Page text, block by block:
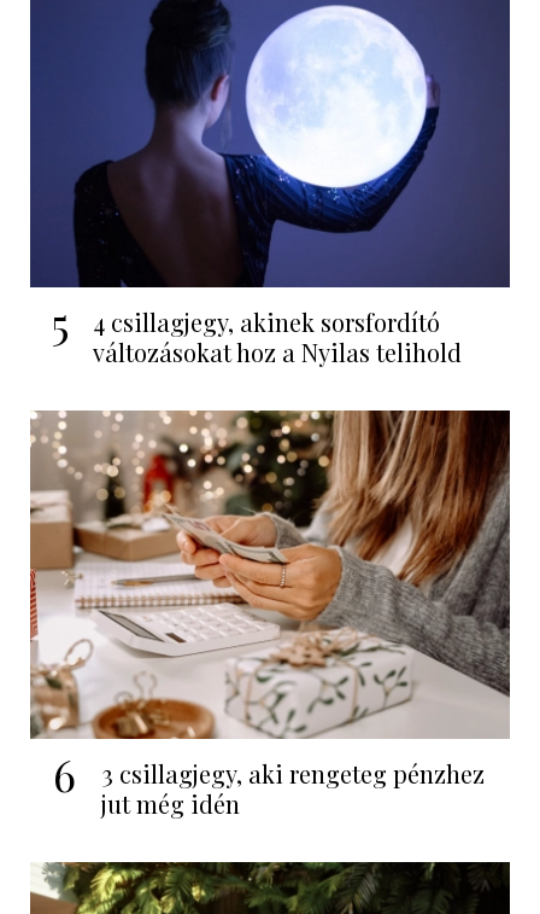
5
4 csillagjegy, akinek sorsfordító
változásokat hoz a Nyilas telihold
6
3 csillagjegy, aki rengeteg pénzhez
jut még idén